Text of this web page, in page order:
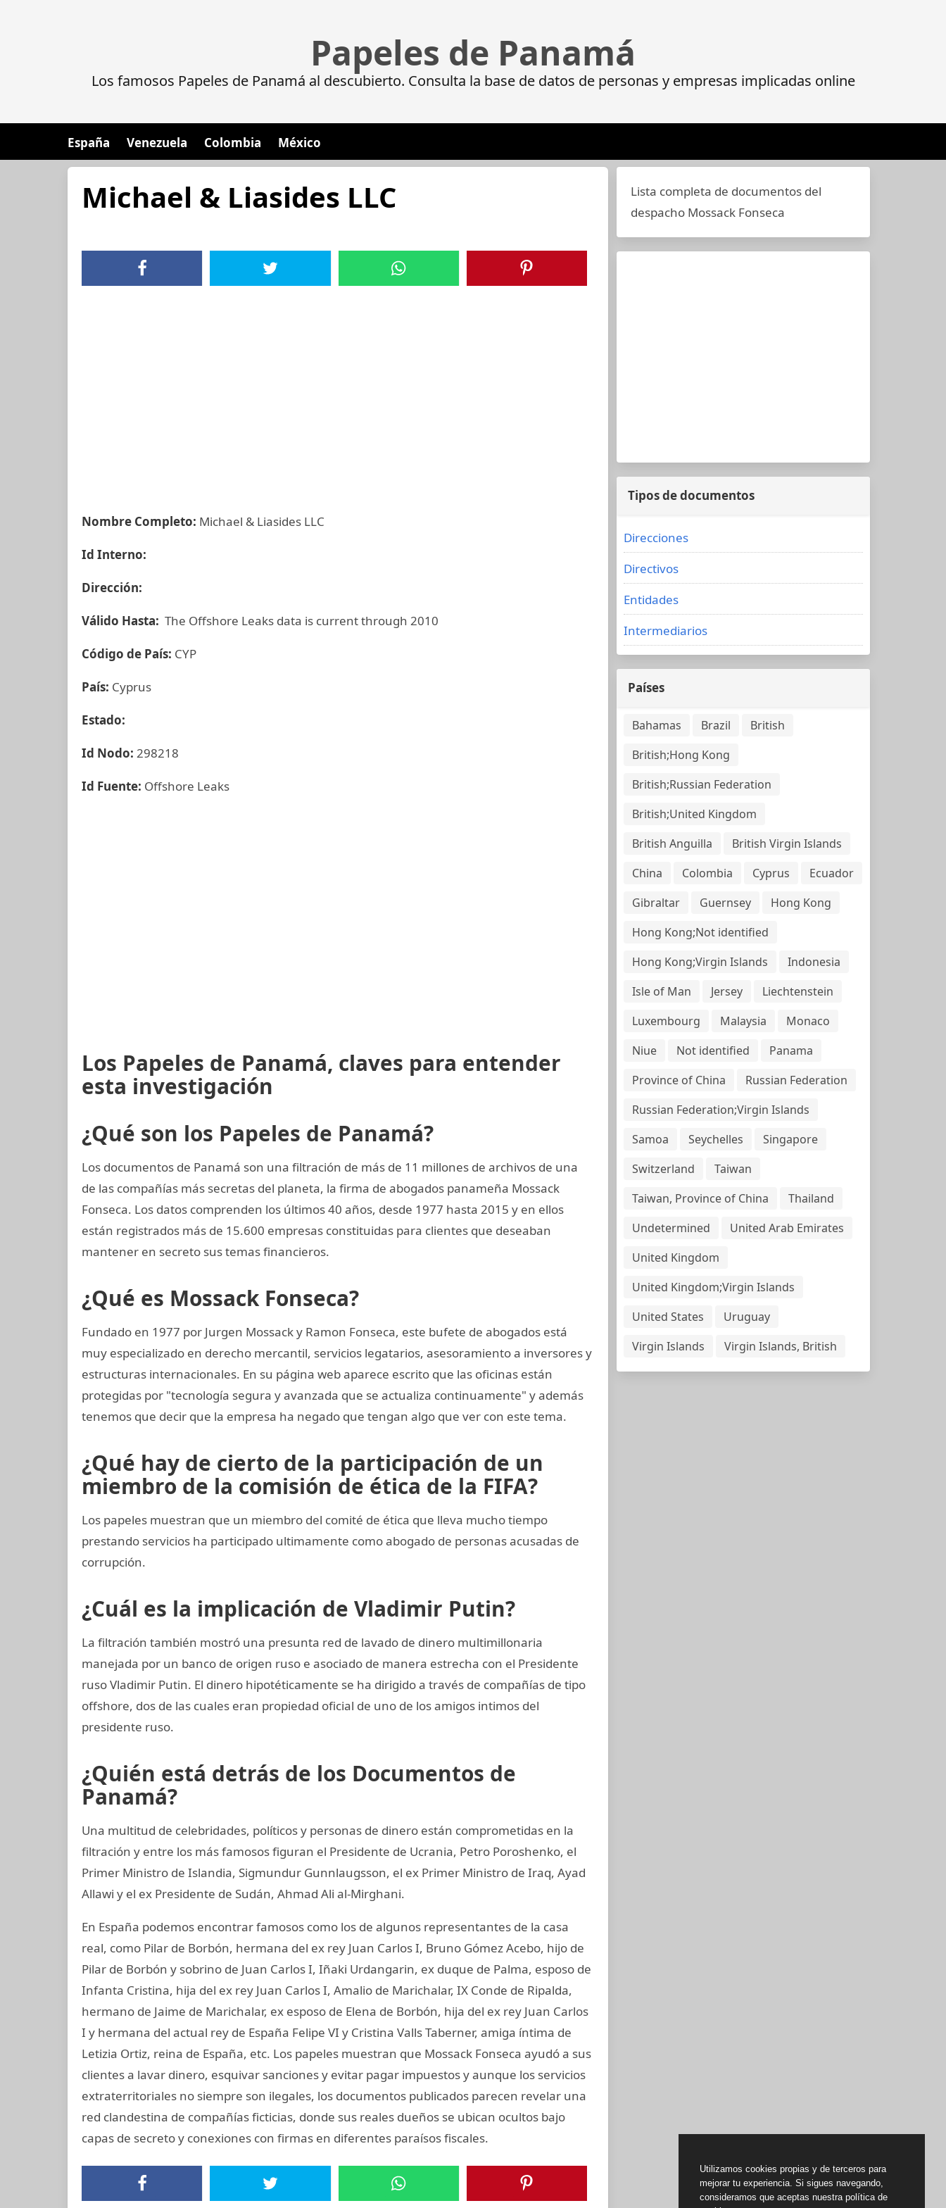
Papeles de Panamá
Los famosos Papeles de Panamá al descubierto. Consulta la base de datos de personas y empresas implicadas online
España Venezuela Colombia México
Michael & Liasides LLC
Nombre Completo: Michael & Liasides LLC
Id Interno:
Dirección:
Válido Hasta: The Offshore Leaks data is current through 2010
Código de País: CYP
País: Cyprus
Estado:
Id Nodo: 298218
Id Fuente: Offshore Leaks
Los Papeles de Panamá, claves para entender
esta investigación
¿Qué son los Papeles de Panamá?
Los documentos de Panamá son una filtración de más de 11 millones de archivos de una
de las compañías más secretas del planeta, la firma de abogados panameña Mossack
Fonseca. Los datos comprenden los últimos 40 años, desde 1977 hasta 2015 y en ellos
están registrados más de 15.600 empresas constituidas para clientes que deseaban
mantener en secreto sus temas financieros.
¿Qué es Mossack Fonseca?
Fundado en 1977 por Jurgen Mossack y Ramon Fonseca, este bufete de abogados está
muy especializado en derecho mercantil, servicios legatarios, asesoramiento a inversores y
estructuras internacionales. En su página web aparece escrito que las oficinas están
protegidas por "tecnología segura y avanzada que se actualiza continuamente" y además
tenemos que decir que la empresa ha negado que tengan algo que ver con este tema.
¿Qué hay de cierto de la participación de un
miembro de la comisión de ética de la FIFA?
Los papeles muestran que un miembro del comité de ética que lleva mucho tiempo
prestando servicios ha participado ultimamente como abogado de personas acusadas de
corrupción.
¿Cuál es la implicación de Vladimir Putin?
La filtración también mostró una presunta red de lavado de dinero multimillonaria
manejada por un banco de origen ruso e asociado de manera estrecha con el Presidente
ruso Vladimir Putin. El dinero hipotéticamente se ha dirigido a través de compañías de tipo
offshore, dos de las cuales eran propiedad oficial de uno de los amigos intimos del
presidente ruso.
¿Quién está detrás de los Documentos de
Panamá?
Una multitud de celebridades, políticos y personas de dinero están comprometidas en la
filtración y entre los más famosos figuran el Presidente de Ucrania, Petro Poroshenko, el
Primer Ministro de Islandia, Sigmundur Gunnlaugsson, el ex Primer Ministro de Iraq, Ayad
Allawi y el ex Presidente de Sudán, Ahmad Ali al-Mirghani.
En España podemos encontrar famosos como los de algunos representantes de la casa
real, como Pilar de Borbón, hermana del ex rey Juan Carlos I, Bruno Gómez Acebo, hijo de
Pilar de Borbón y sobrino de Juan Carlos I, Iñaki Urdangarin, ex duque de Palma, esposo de
Infanta Cristina, hija del ex rey Juan Carlos I, Amalio de Marichalar, IX Conde de Ripalda,
hermano de Jaime de Marichalar, ex esposo de Elena de Borbón, hija del ex rey Juan Carlos
I y hermana del actual rey de España Felipe VI y Cristina Valls Taberner, amiga íntima de
Letizia Ortiz, reina de España, etc. Los papeles muestran que Mossack Fonseca ayudó a sus
clientes a lavar dinero, esquivar sanciones y evitar pagar impuestos y aunque los servicios
extraterritoriales no siempre son ilegales, los documentos publicados parecen revelar una
red clandestina de compañías ficticias, donde sus reales dueños se ubican ocultos bajo
capas de secreto y conexiones con firmas en diferentes paraísos fiscales.
Lista completa de documentos del
despacho Mossack Fonseca
Tipos de documentos
Direcciones
Directivos
Entidades
Intermediarios
Países
Bahamas Brazil
British
British;Hong Kong
British;Russian Federation
British;United Kingdom
British Anguilla
British Virgin Islands
China
Colombia Cyprus
Ecuador
Gibraltar
Guernsey
Hong Kong
Hong Kong;Not identified
Hong Kong;Virgin Islands
Indonesia
Isle of Man
Jersey
Liechtenstein
Luxembourg
Malaysia
Monaco
Niue
Not identified
Panama
Province of China
Russian Federation
Russian Federation;Virgin Islands
Samoa
Seychelles
Singapore
Switzerland
Taiwan
Taiwan, Province of China
Thailand
Undetermined
United Arab Emirates
United Kingdom
United Kingdom;Virgin Islands
United States
Uruguay
Virgin Islands
Virgin Islands, British
Utilizamos cookies propias y de terceros para
mejorar tu experiencia. Si sigues navegando,
consideramos que aceptas nuestra política de